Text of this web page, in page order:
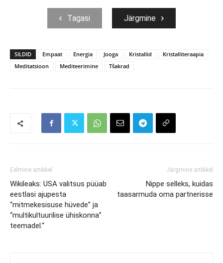
Tagasi Järgmine
SILDID Empaat Energia Jooga Kristallid
Kristalliteraapia
Meditatsioon
Mediteerimine Tšakrad
Eelmine artikkel
Wikileaks: USA valitsus püüab
eestlasi ajupesta
“mitmekesisuse hüvede” ja
“multikultuurilise ühiskonna”
teemadel.“
Järgmine artikkel
Nippe selleks, kuidas
taasarmuda oma partnerisse